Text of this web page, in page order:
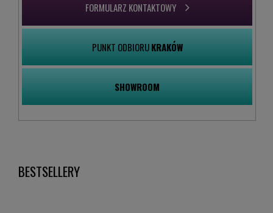
FORMULARZ KONTAKTOWY
PUNKT ODBIORUKRAKÓW
SHOWROOM
BESTSELLERY